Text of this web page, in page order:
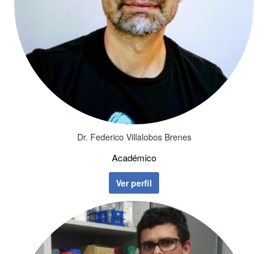
Dr. Federico Villalobos Brenes
Académico
Ver perfil